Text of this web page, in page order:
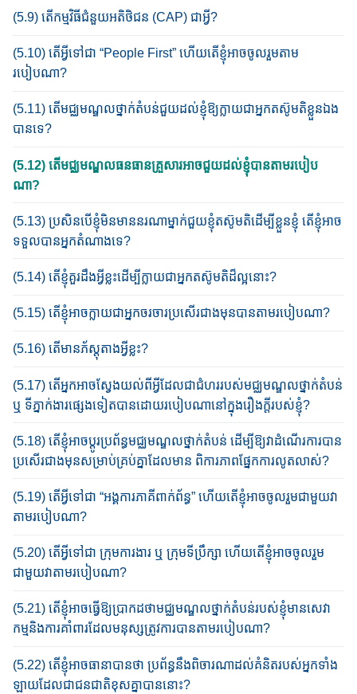
(5.9) តើកម្មវិធីជំនួយ​អតិថិជន (CAP) ជាអ្វី?
(5.10) តើអ្វី​ទៅ​ជា​ “People First” ហើយ​តើខ្ញុំ​អាច​ចូល​រួម​តាម
របៀបណា?
(5.11) តើមជ្ឈមណ្ឌលថ្នាក់តំបន់​ជួយ​ដល់ខ្ញុំ​ឱ្យ​ក្លាយ​ជា​អ្នកតស៊ូមតិ​ខ្លួន​ឯង​
បានទេ?
(5.12) តើមជ្ឈមណ្ឌលធន​ធាន​គ្រួសារ​អាចជួយ​​ដល់​ខ្ញុំ​​បាន​តាម​របៀប​
ណា?
(5.13) ប្រសិន​បើ​ខ្ញុំ​មិន​មាន​នរណា​ម្នាក់​ជួយ​ខ្ញុំ​តស៊ូមតិដើម្បីខ្លួន​ខ្ញុំ តើខ្ញុំ​អាច​
ទទួល​បាន​អ្នក​តំណាង​ទេ?
(5.14) តើខ្ញុំ​គួរដឹង​អ្វីខ្លះដើម្បី​ក្លាយ​ជា​អ្នក​តស៊ូមតិ​ដ៏ល្អ​នោះ​?
(5.15) តើខ្ញុំអាច​ក្លាយ​ជា​អ្នក​ចរចារប្រសើរជាងមុនបានតាមរបៀប​ណា?
(5.16) តើមានភ័ស្តុតាងអ្វីខ្លះ?
(5.17) តើអ្នក​អាច​ស្វែងយល់ពី​អ្វីដែលជាជំហររបស់មជ្ឈមណ្ឌលថ្នាក់​តំបន់
ឬ ទីភ្នាក់ងារផ្សេងទៀត​បានដោយរបៀបណា​នៅក្នុង​រឿងក្តី​របស់ខ្ញុំ?
(5.18) តើខ្ញុំ​អាច​ប្តូរ​ប្រព័ន្ធ​មជ្ឈមណ្ឌល​ថ្នាក់តំបន់ ដើម្បី​ឱ្យ​វា​ដំណើរ​ការ​បាន​
ប្រសើរជាងមុន​សម្រាប់​គ្រប់គ្នា​ដែល​មាន ពិការភាព​ផ្នែកការ​លូត​លាស់?
(5.19) តើអ្វី​ទៅ​ជា​ “អង្គ​ការ​ភាគីពាក់ព័ន្ធ​” ហើយ​តើខ្ញុំ​អាច​ចូល​រួមជាមួយ​វា​​
តាមរបៀបណា?
(5.20) តើអ្វី​ទៅ​ជា​ ក្រុមការងារ ឬ ក្រុមទី​ប្រឹក្សា ហើយ​តើខ្ញុំ​អាច​ចូល​រួម
ជាមួយ​វា​​តាមរបៀបណា?
(5.21) តើខ្ញុំ​អាច​ធ្វើ​ឱ្យ​ប្រាកដ​ថាមជ្ឈមណ្ឌល​ថ្នាក់​តំបន់​របស់​ខ្ញុំ​​មាន​សេវា​
កម្ម​និង​ការ​គាំ​ពារ​ដែល​មនុស្ស​ត្រូវ​ការបាន​តាម​របៀប​ណា​?
(5.22) តើ​ខ្ញុំ​អាច​ធានា​បានថា ប្រព័ន្ធ​នឹ​ងពិចារណាដល់​គំនិត​របស់​អ្នក​ទាំង​
ឡាយ​ដែលជាជនជាតិខុសគ្នា​បាន​នោះ?​